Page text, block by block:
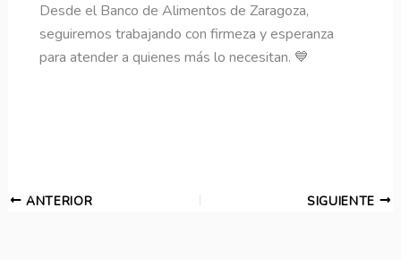
Desde el Banco de Alimentos de Zaragoza,
seguiremos trabajando con firmeza y esperanza
para atender a quienes más lo necesitan. 💙
ANTERIOR SIGUIENTE